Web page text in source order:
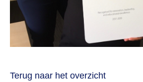
Terug naar het overzicht